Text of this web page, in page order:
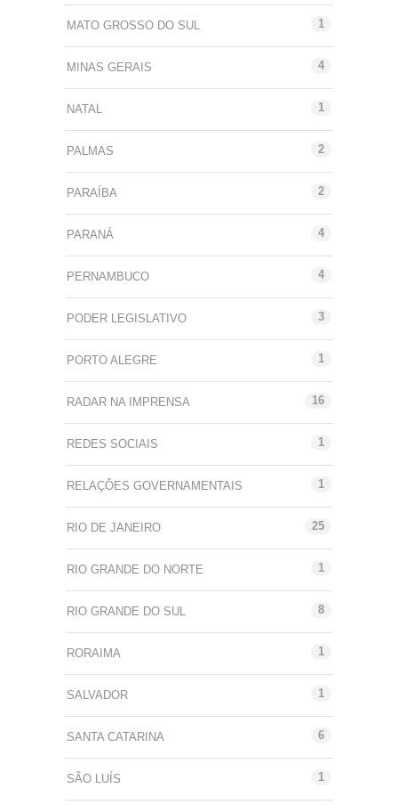
MATO GROSSO DO SUL 1
MINAS GERAIS 4
NATAL 1
PALMAS 2
PARAÍBA 2
PARANÁ 4
PERNAMBUCO 4
PODER LEGISLATIVO 3
PORTO ALEGRE 1
RADAR NA IMPRENSA 16
REDES SOCIAIS 1
RELAÇÕES GOVERNAMENTAIS 1
RIO DE JANEIRO 25
RIO GRANDE DO NORTE 1
RIO GRANDE DO SUL 8
RORAIMA 1
SALVADOR 1
SANTA CATARINA 6
SÃO LUÍS 1